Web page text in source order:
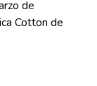
de
Cotton de